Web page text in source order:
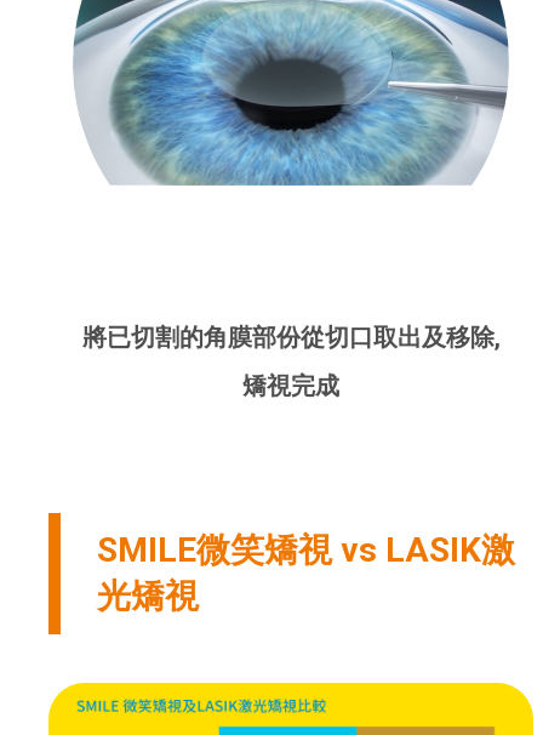
將已切割的角膜部份從切口取出及移除,
矯視完成
SMILE微笑矯視 vs LASIK激
光矯視